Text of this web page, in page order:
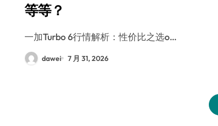
等等？
一加Turbo 6行情解析：性价比之选o…
dawei 7 月 31, 2026